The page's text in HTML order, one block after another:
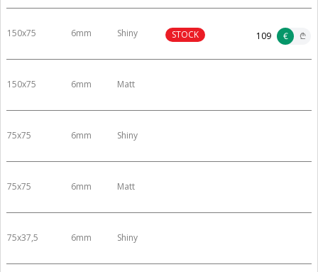
150x75 6mm Shiny STOCK € ₾
109
150x75 6mm Matt
75x75 6mm Shiny
75x75 6mm Matt
75x37,5 6mm Shiny